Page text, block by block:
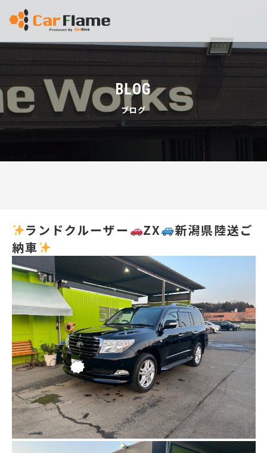
BLOG
ブログ
ランドクルーザー ZX
新潟県陸送ご
納車